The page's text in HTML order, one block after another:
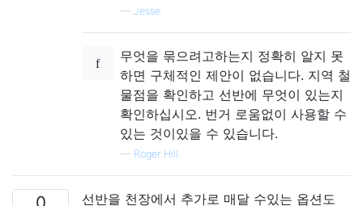
— Jesse
무엇을 묶으려고하는지 정확히 알지 못
하면 구체적인 제안이 없습니다. 지역 철
물점을 확인하고 선반에 무엇이 있는지
확인하십시오. 번거 로움없이 사용할 수
있는 것이있을 수 있습니다.
— Roger Hill
선반을 천장에서 추가로 매달 수있는 옵션도